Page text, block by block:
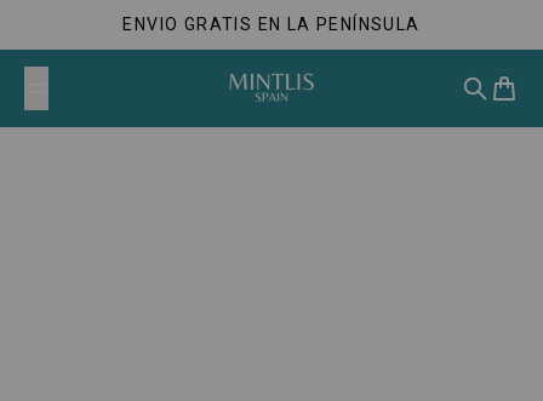
Saltar al contenidoENVIO GRATIS EN LA PENÍNSULA
Mintlis
BuscarCarrito